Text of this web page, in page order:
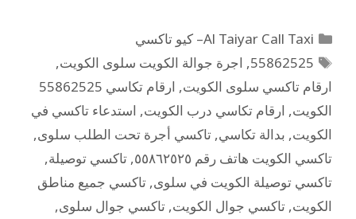
Al Taiyar Call Taxi– كيو تاكسي
55862525
, اجرة جوالة الكويت سلوى الكويت,
ارقام تاكسي سلوى الكويت,
ارقام تكاسي 55862525
الكويت, ارقام تكاسي درب الكويت, استدعاء تاكسي في
الكويت, بدالة تكاسي, تاكسي أجرة تحت الطلب سلوى,
تاكسي الكويت هاتف رقم ٥٥٨٦٢٥٢٥
, تاكسي توصيلة,
تاكسي توصيلة الكويت في سلوى, تاكسي جميع مناطق
الكويت, تاكسي جوال الكويت, تاكسي جوال سلوى,